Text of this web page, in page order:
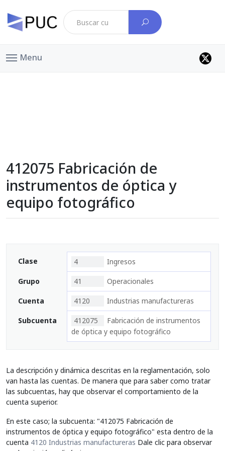
Menu
412075 Fabricación de
instrumentos de óptica y
equipo fotográfico
Clase 4 Ingresos
Grupo 41 Operacionales
Cuenta 4120 Industrias manufactureras
Subcuenta 412075
Fabricación de instrumentos
de óptica y equipo fotográfico
La descripción y dinámica descritas en la reglamentación, solo
van hasta las cuentas. De manera que para saber como tratar
las subcuentas, hay que observar el comportamiento de la
cuenta superior.
En este caso; la subcuenta: "412075 Fabricación de
instrumentos de óptica y equipo fotográfico" esta dentro de la
cuenta 4120 Industrias manufactureras Dale clic para observar